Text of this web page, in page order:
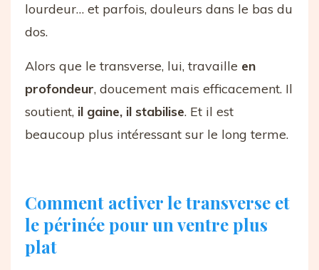
lourdeur… et parfois, douleurs dans le bas du
dos.
Alors que le transverse, lui, travaille en
profondeur, doucement mais efficacement. Il
soutient, il gaine, il stabilise. Et il est
beaucoup plus intéressant sur le long terme.
Comment activer le transverse et
le périnée pour un ventre plus
plat